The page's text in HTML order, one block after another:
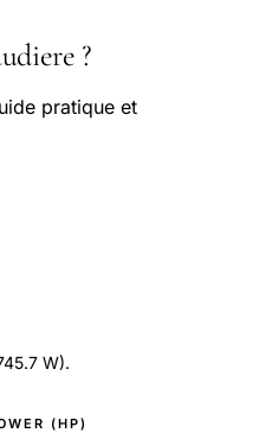
?
pratique et
W).
(HP)